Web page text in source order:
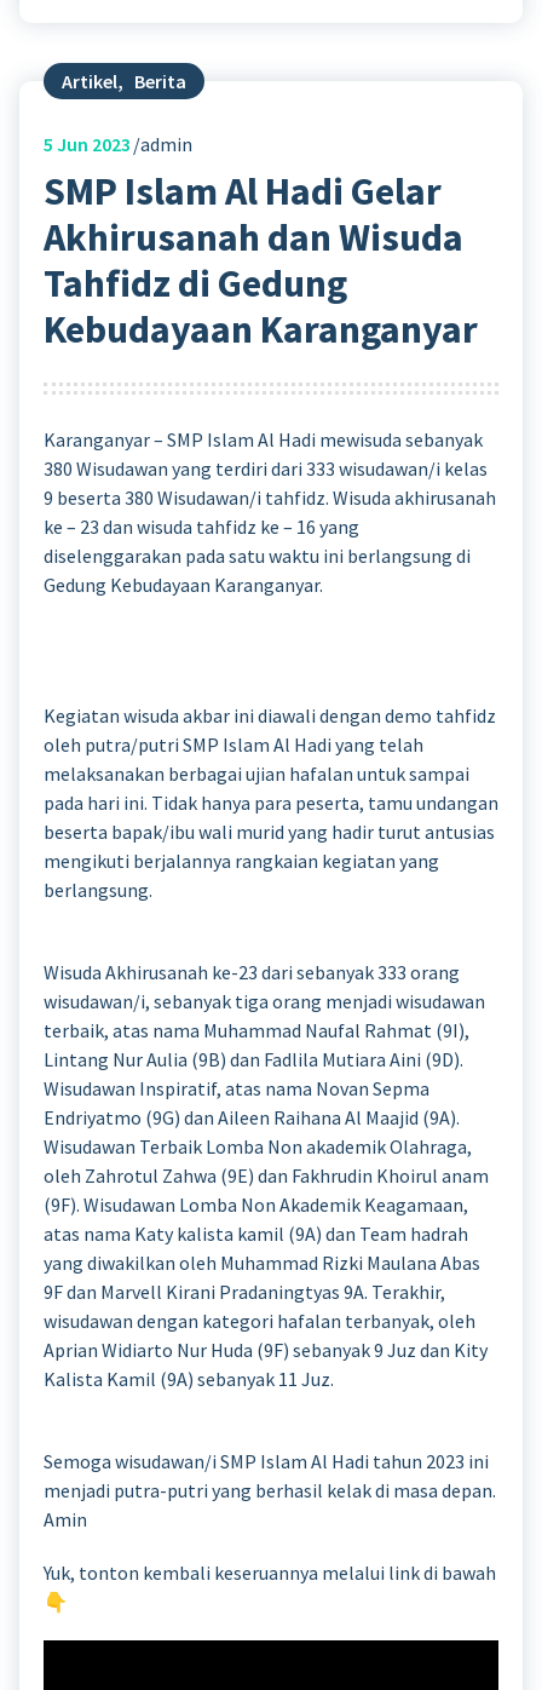
Artikel, Berita
5 Jun 2023 admin
SMP Islam Al Hadi Gelar
Akhirusanah dan Wisuda
Tahfidz di Gedung
Kebudayaan Karanganyar
Karanganyar – SMP Islam Al Hadi mewisuda sebanyak
380 Wisudawan yang terdiri dari 333 wisudawan/i kelas
9 beserta 380 Wisudawan/i tahfidz. Wisuda akhirusanah
ke – 23 dan wisuda tahfidz ke – 16 yang
diselenggarakan pada satu waktu ini berlangsung di
Gedung Kebudayaan Karanganyar.
Kegiatan wisuda akbar ini diawali dengan demo tahfidz
oleh putra/putri SMP Islam Al Hadi yang telah
melaksanakan berbagai ujian hafalan untuk sampai
pada hari ini. Tidak hanya para peserta, tamu undangan
beserta bapak/ibu wali murid yang hadir turut antusias
mengikuti berjalannya rangkaian kegiatan yang
berlangsung.
Wisuda Akhirusanah ke-23 dari sebanyak 333 orang
wisudawan/i, sebanyak tiga orang menjadi wisudawan
terbaik, atas nama Muhammad Naufal Rahmat (9I),
Lintang Nur Aulia (9B) dan Fadlila Mutiara Aini (9D).
Wisudawan Inspiratif, atas nama Novan Sepma
Endriyatmo (9G) dan Aileen Raihana Al Maajid (9A).
Wisudawan Terbaik Lomba Non akademik Olahraga,
oleh Zahrotul Zahwa (9E) dan Fakhrudin Khoirul anam
(9F). Wisudawan Lomba Non Akademik Keagamaan,
atas nama Katy kalista kamil (9A) dan Team hadrah
yang diwakilkan oleh Muhammad Rizki Maulana Abas
9F dan Marvell Kirani Pradaningtyas 9A. Terakhir,
wisudawan dengan kategori hafalan terbanyak, oleh
Aprian Widiarto Nur Huda (9F) sebanyak 9 Juz dan Kity
Kalista Kamil (9A) sebanyak 11 Juz.
Semoga wisudawan/i SMP Islam Al Hadi tahun 2023 ini
menjadi putra-putri yang berhasil kelak di masa depan.
Amin
Yuk, tonton kembali keseruannya melalui link di bawah
👇